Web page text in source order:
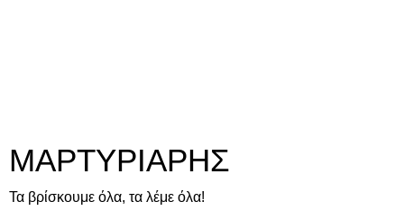
ΜΑΡΤΥΡΙΑΡΗΣ
Τα βρίσκουμε όλα, τα λέμε όλα!